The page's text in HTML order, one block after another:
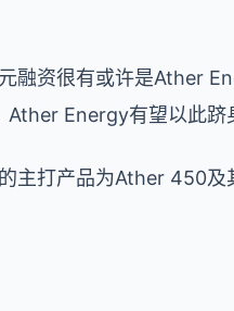
融资很有或许是Ather
Energy有望以此跻
主打产品为Ather 450